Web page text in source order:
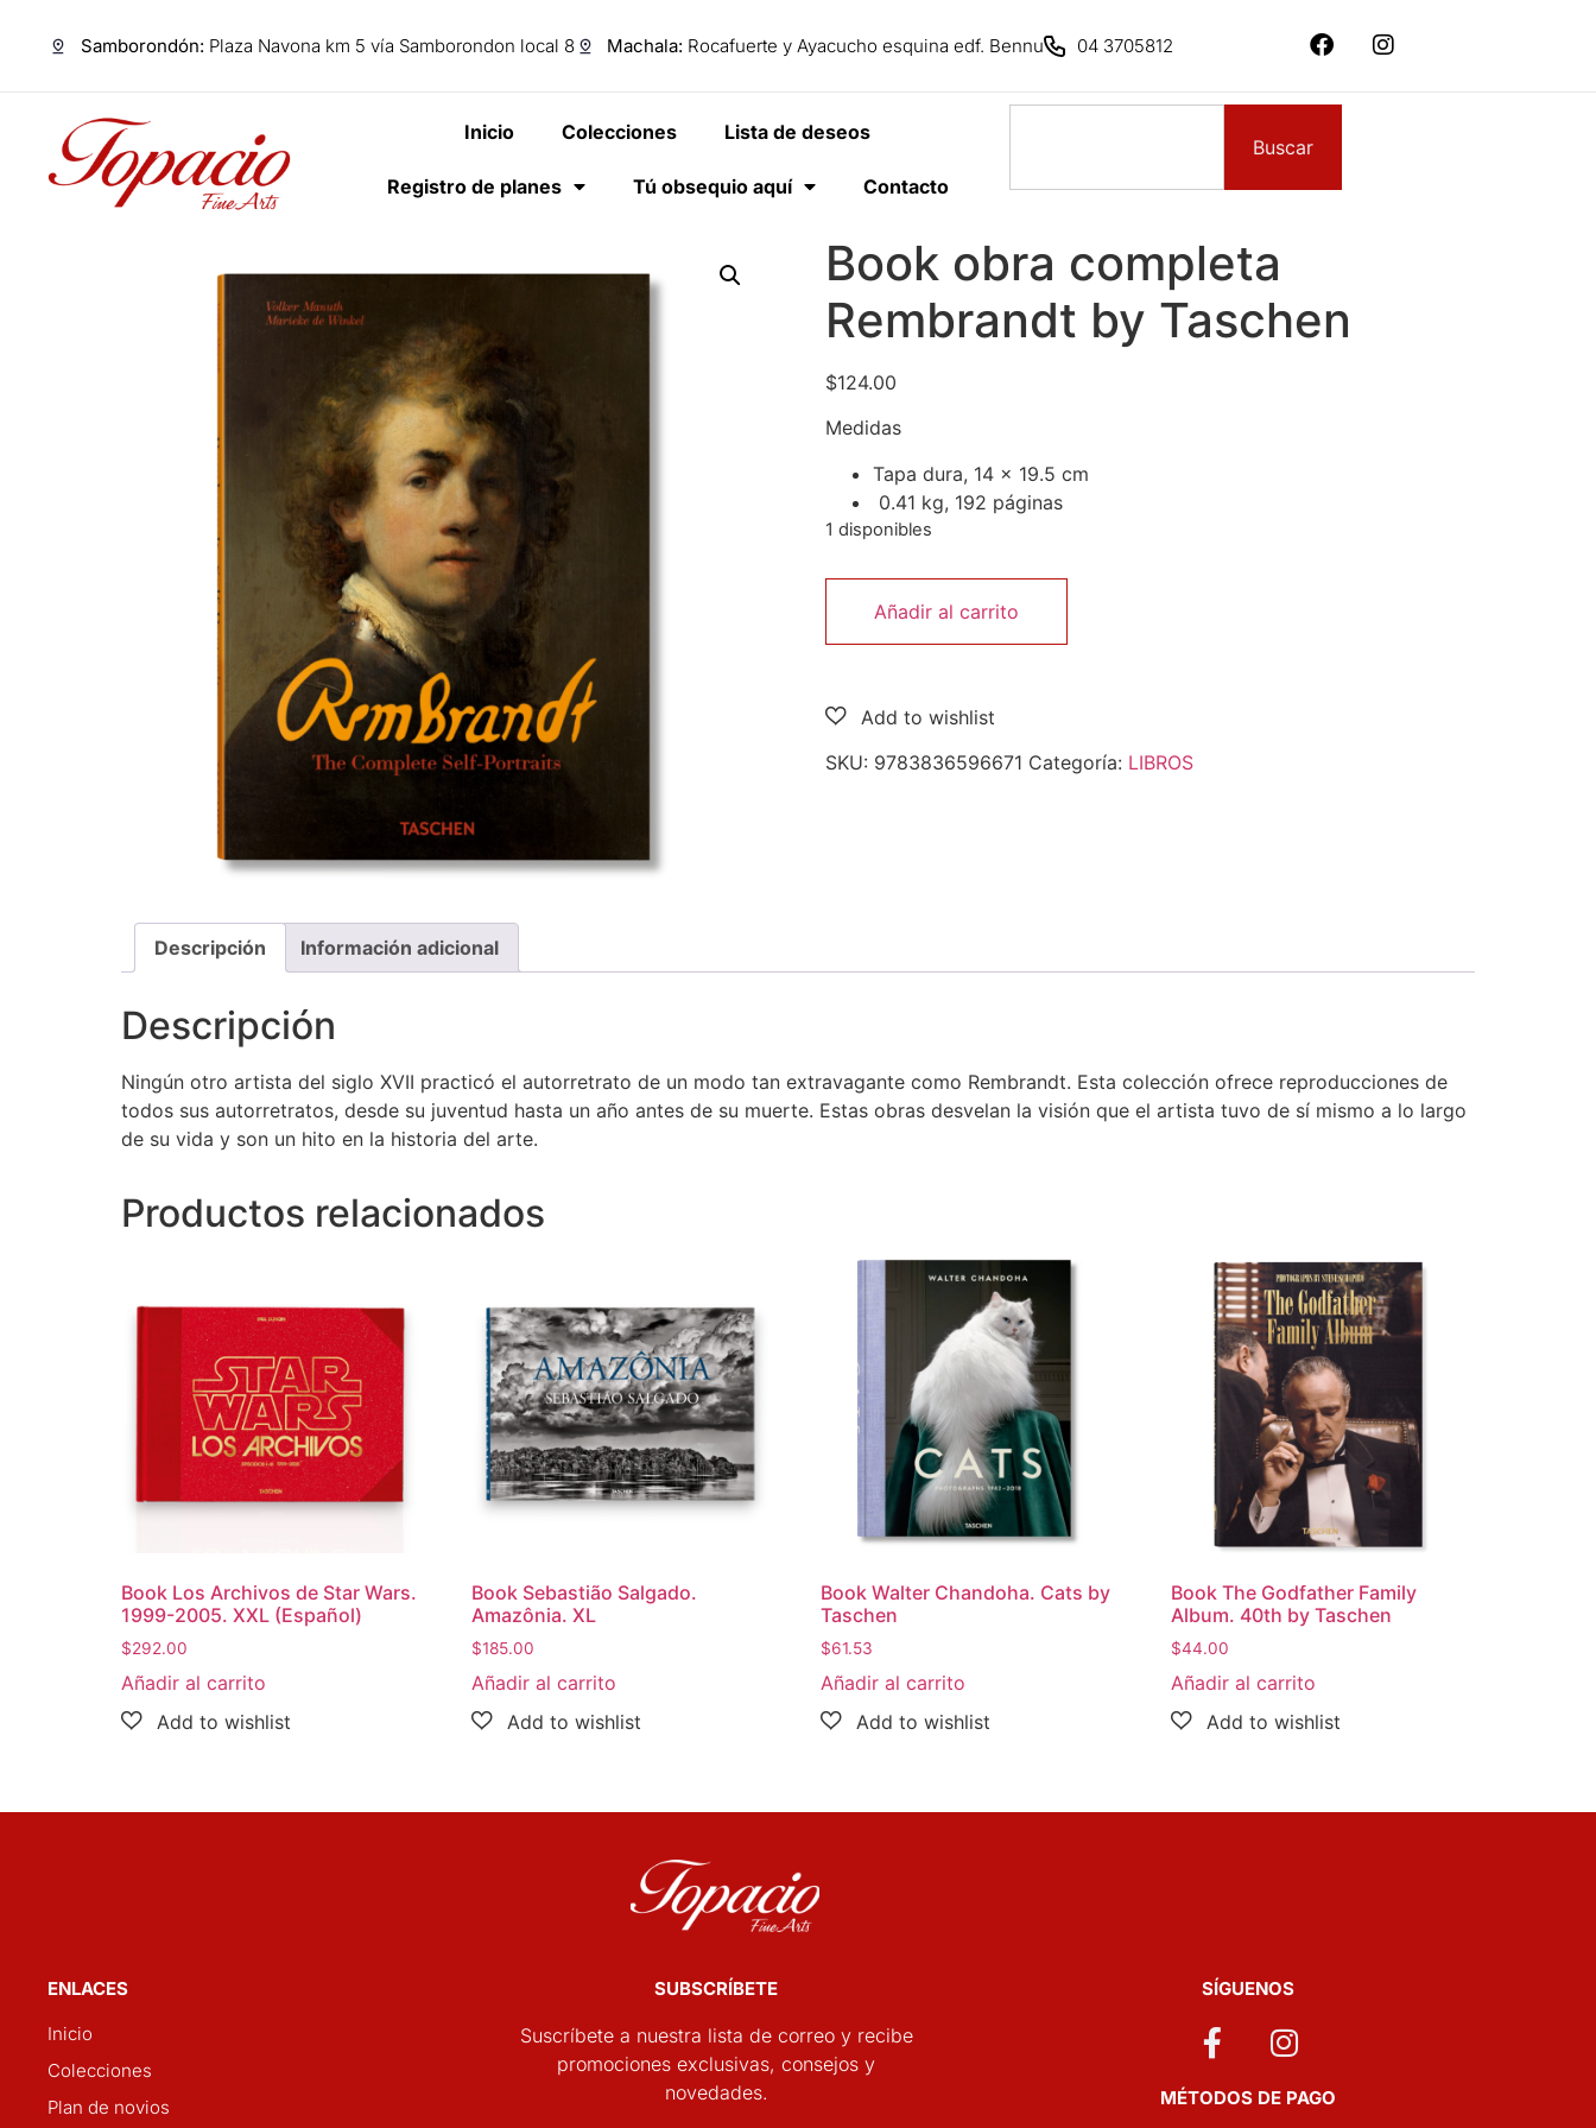
Samborondón: Plaza Navona km 5 vía Samborondon local 8 Machala: Rocafuerte y Ayacucho esquina edf. Bennu 04 3705812
Inicio Colecciones Lista de deseos
Registro de planes Tú obsequio aquí Contacto
Buscar
Book obra completa
Rembrandt by Taschen
$124.00
Medidas
Tapa dura, 14 x 19.5 cm
0.41 kg, 192 páginas
1 disponibles
Añadir al carrito
SKU: 9783836596671 Categoría: LIBROS
Descripción Información adicional
Descripción
Ningún otro artista del siglo XVII practicó el autorretrato de un modo tan extravagante como Rembrandt. Esta colección ofrece reproducciones de
todos sus autorretratos, desde su juventud hasta un año antes de su muerte. Estas obras desvelan la visión que el artista tuvo de sí mismo a lo largo
de su vida y son un hito en la historia del arte.
Productos relacionados
Book Los Archivos de Star Wars.
1999-2005. XXL (Español)
$292.00
Añadir al carrito
Book Sebastião Salgado.
Amazônia. XL
$185.00
Añadir al carrito
Book Walter Chandoha. Cats by
Taschen
$61.53
Añadir al carrito
Book The Godfather Family
Album. 40th by Taschen
$44.00
Añadir al carrito
ENLACES
Inicio
Colecciones
Plan de novios
SUBSCRÍBETE
Suscríbete a nuestra lista de correo y recibe
promociones exclusivas, consejos y
novedades.
SÍGUENOS
MÉTODOS DE PAGO